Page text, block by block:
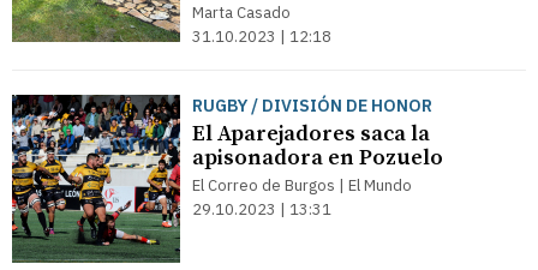
Marta Casado
31.10.2023 | 12:18
RUGBY / DIVISIÓN DE HONOR
El Aparejadores saca la
apisonadora en Pozuelo
El Correo de Burgos | El Mundo
29.10.2023 | 13:31